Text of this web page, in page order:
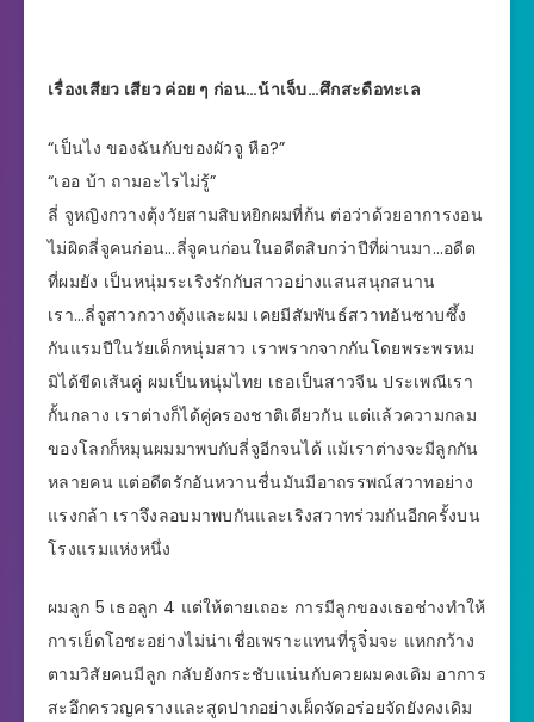
เรื่องเสียว เสียว ค่อย ๆ ก่อน…น้าเจ็บ…ศึกสะดือทะเล
“เป็นไง ของฉันกับของผัวจู หือ?”
“เออ บ้า ถามอะไรไม่รู้”
ลี่ จูหญิงกวางตุ้งวัยสามสิบหยิกผมที่ก้น ต่อว่าด้วยอาการงอน
ไม่ผิดลี่จูคนก่อน…ลี่จูคนก่อนในอดีตสิบกว่าปีที่ผ่านมา…อดีต
ที่ผมยัง เป็นหนุ่มระเริงรักกับสาวอย่างแสนสนุกสนาน
เรา…ลี่จูสาวกวางตุ้งและผม เคยมีสัมพันธ์สวาทอันซาบซึ้ง
กันแรมปีในวัยเด็กหนุ่มสาว เราพรากจากกันโดยพระพรหม
มิได้ขีดเส้นคู่ ผมเป็นหนุ่มไทย เธอเป็นสาวจีน ประเพณีเรา
กั้นกลาง เราต่างก็ได้คู่ครองชาติเดียวกัน แต่แล้วความกลม
ของโลกก็หมุนผมมาพบกับลี่จูอีกจนได้ แม้เราต่างจะมีลูกกัน
หลายคน แต่อดีตรักอันหวานชื่นมันมีอาถรรพณ์สวาทอย่าง
แรงกล้า เราจึงลอบมาพบกันและเริงสวาทร่วมกันอีกครั้งบน
โรงแรมแห่งหนึ่ง
ผมลูก 5 เธอลูก 4 แต่ให้ตายเถอะ การมีลูกของเธอช่างทำให้
การเย็ดโอชะอย่างไม่น่าเชื่อเพราะแทนที่รูจิ๋มจะ แหกกว้าง
ตามวิสัยคนมีลูก กลับยังกระชับแน่นกับควยผมคงเดิม อาการ
สะอึกครวญครางและสูดปากอย่างเผ็ดจัดอร่อยจัดยังคงเดิม